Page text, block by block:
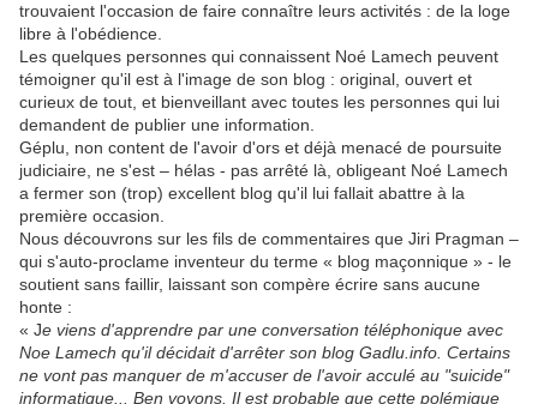
trouvaient l'occasion de faire connaître leurs activités : de la loge
libre à l'obédience.
Les quelques personnes qui connaissent Noé Lamech peuvent
témoigner qu'il est à l'image de son blog : original, ouvert et
curieux de tout, et bienveillant avec toutes les personnes qui lui
demandent de publier une information.
Géplu, non content de l'avoir d'ors et déjà menacé de poursuite
judiciaire, ne s'est – hélas - pas arrêté là, obligeant Noé Lamech
a fermer son (trop) excellent blog qu'il lui fallait abattre à la
première occasion.
Nous découvrons sur les fils de commentaires que Jiri Pragman –
qui s'auto-proclame inventeur du terme « blog maçonnique » - le
soutient sans faillir, laissant son compère écrire sans aucune
honte :
« Je viens d'apprendre par une conversation téléphonique avec
Noe Lamech qu'il décidait d'arrêter son blog Gadlu.info. Certains
ne vont pas manquer de m'accuser de l'avoir acculé au "suicide"
informatique... Ben voyons. Il est probable que cette polémique